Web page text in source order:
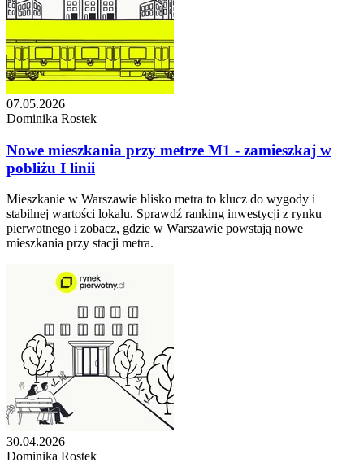
07.05.2026
Dominika Rostek
Nowe mieszkania przy metrze M1 - zamieszkaj w
pobliżu I linii
Mieszkanie w Warszawie blisko metra to klucz do wygody i
stabilnej wartości lokalu. Sprawdź ranking inwestycji z rynku
pierwotnego i zobacz, gdzie w Warszawie powstają nowe
mieszkania przy stacji metra.
30.04.2026
Dominika Rostek